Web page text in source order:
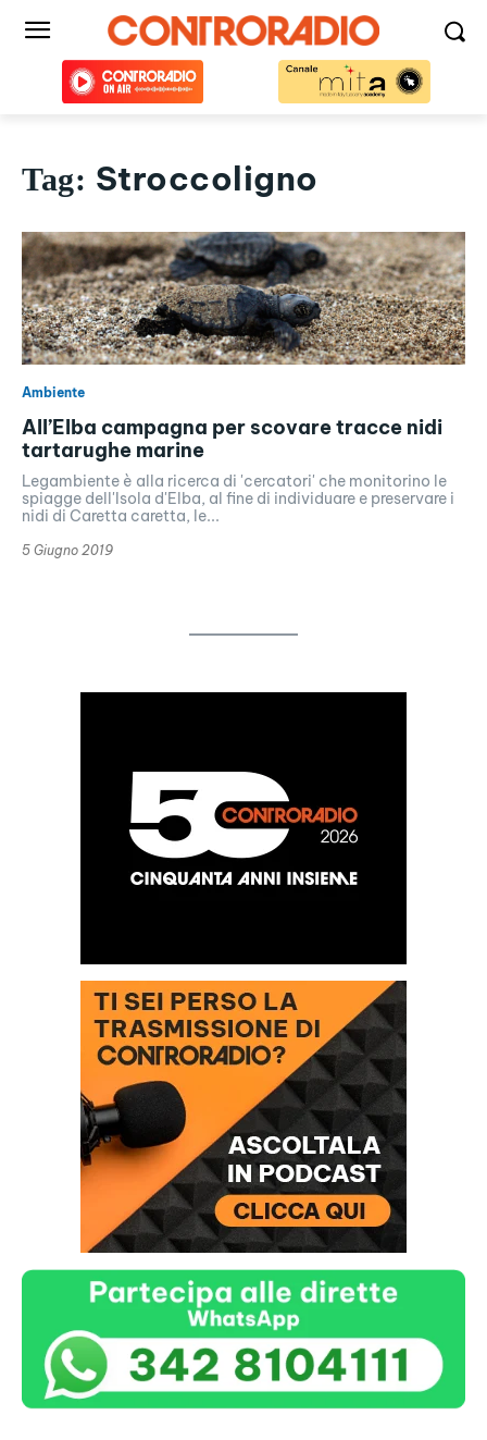
Tag: Stroccoligno
Ambiente
All’Elba campagna per scovare tracce nidi
tartarughe marine
Legambiente è alla ricerca di 'cercatori' che monitorino le
spiagge dell'Isola d'Elba, al fine di individuare e preservare i
nidi di Caretta caretta, le...
5 Giugno 2019